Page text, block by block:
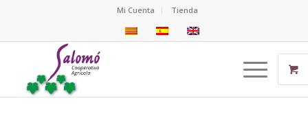
Mi Cuenta Tienda